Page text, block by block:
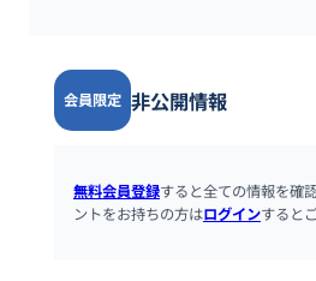
会員限定 非公開情報
無料会員登録すると全ての情報を確
ントをお持ちの方はログインすると